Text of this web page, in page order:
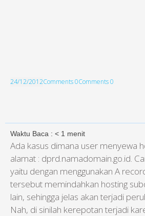
24/12/2012Comments 0Comments 0
Waktu Baca : < 1 menit
Ada kasus dimana user menyewa
alamat : dprd.namadomain.go.id.
yaitu dengan menggunakan A
tersebut memindahkan hosting
lain, sehingga jelas akan terjadi
Nah, di sinilah kerepotan terjadi